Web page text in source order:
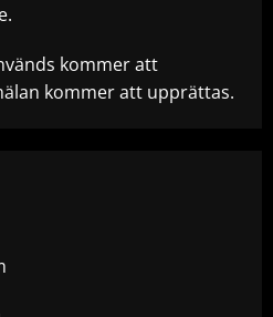
kommer att
kommer att upprättas.